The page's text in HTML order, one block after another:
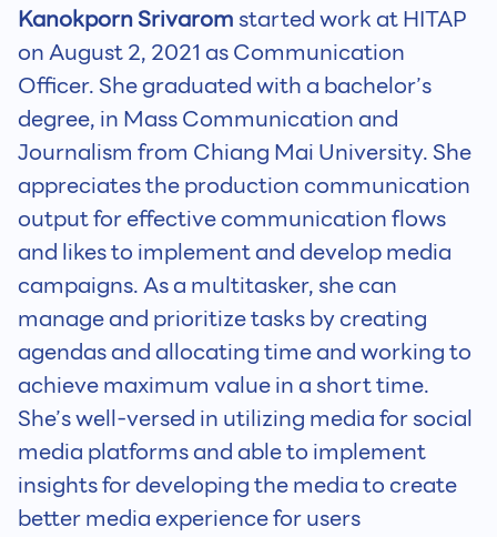
Kanokporn Srivaromstarted work at HITAP
on August 2, 2021 as Communication
Officer. She graduated with a bachelor’s
degree, in Mass Communication and
Journalism from Chiang Mai University. She
appreciates the production communication
output for effective communication flows
and likes to implement and develop media
campaigns. As a multitasker, she can
manage and prioritize tasks by creating
agendas and allocating time and working to
achieve maximum value in a short time.
She’s well-versed in utilizing media for social
media platforms and able to implement
insights for developing the media to create
better media experience for users